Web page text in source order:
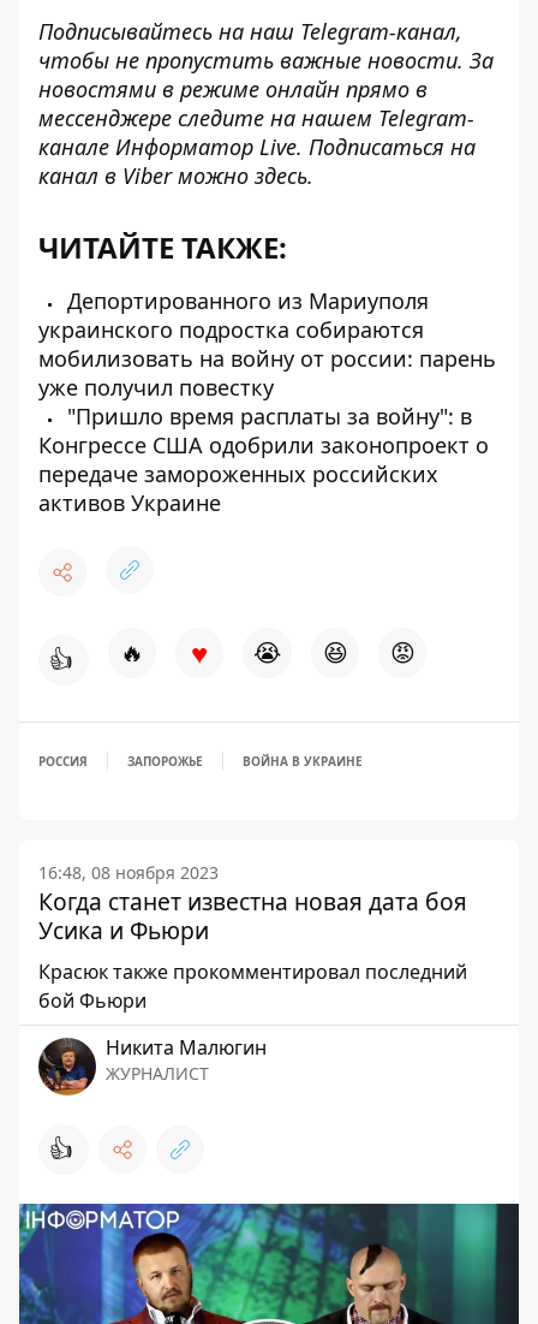
Подписывайтесь на наш Telegram-канал,
чтобы не пропустить важные новости. За
новостями в режиме онлайн прямо в
мессенджере следите на нашем Telegram-
канале Информатор Live. Подписаться на
канал в Viber можно здесь.
ЧИТАЙТЕ ТАКЖЕ:
Депортированного из Мариуполя
украинского подростка собираются
мобилизовать на войну от россии: парень
уже получил повестку
"Пришло время расплаты за войну": в
Конгрессе США одобрили законопроект о
передаче замороженных российских
активов Украине
👍 🔥 ♥ 😭 😆 😡
РОССИЯ ЗАПОРОЖЬЕ ВОЙНА В УКРАИНЕ
16:48, 08 ноября 2023
Когда станет известна новая дата боя
Усика и Фьюри
Красюк также прокомментировал последний
бой Фьюри
Никита Малюгин
ЖУРНАЛИСТ
👍